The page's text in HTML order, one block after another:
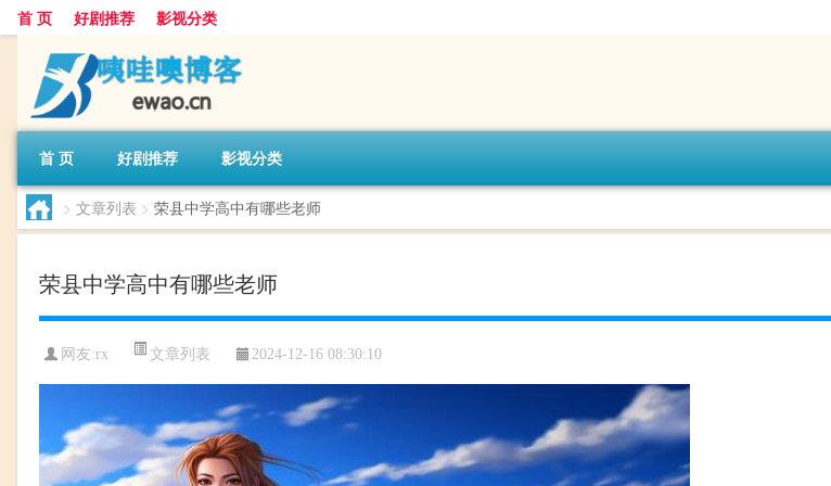
首 页 好剧推荐 影视分类
首 页 好剧推荐 影视分类
> 文章列表 > 荣县中学高中有哪些老师
荣县中学高中有哪些老师
网友:rx 文章列表 2024-12-16 08:30:10